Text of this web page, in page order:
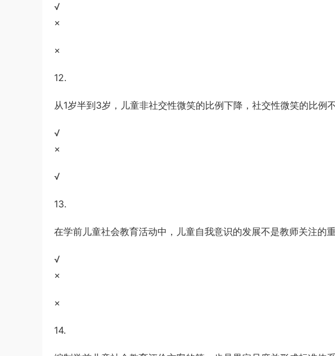
√
×
×
12.
从1岁半到3岁，儿童非社交性微笑的比例下降，社交性微笑的比例
√
×
√
13.
在学前儿童社会教育活动中，儿童自我意识的发展不是教师关注的
√
×
×
14.